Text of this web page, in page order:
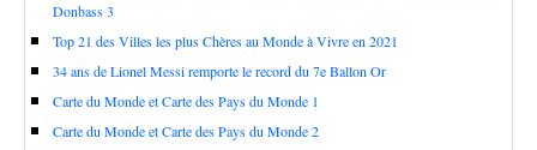
Donbass 3
Top 21 des Villes les plus Chères au Monde à Vivre en 2021
34 ans de Lionel Messi remporte le record du 7e Ballon Or
Carte du Monde et Carte des Pays du Monde 1
Carte du Monde et Carte des Pays du Monde 2